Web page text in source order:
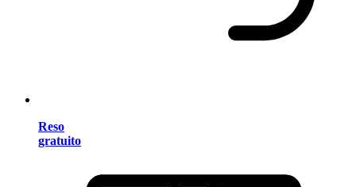
Reso
gratuito